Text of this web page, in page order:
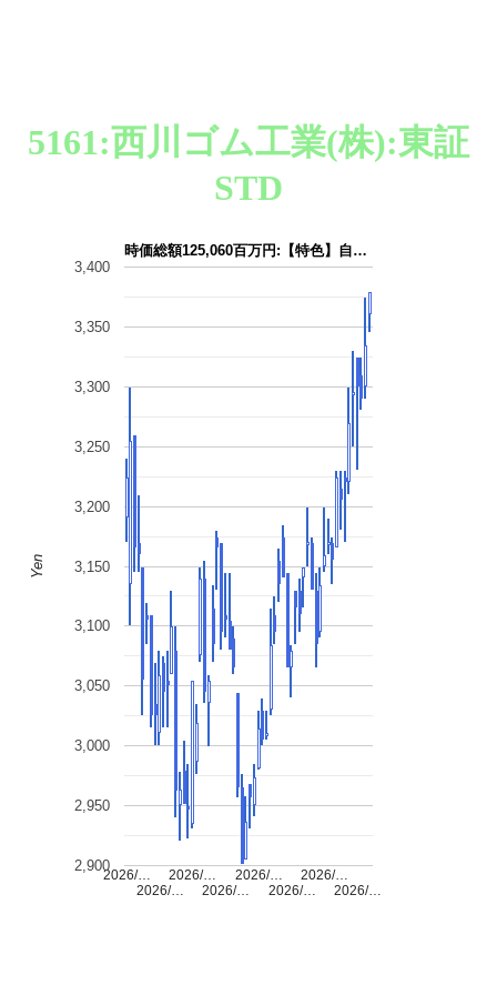
5161:西川ゴム工業(株):東証
STD
時価総額125,060百万円:【特色】自…
2026/…
2026/…
2026/…
2026/…
2026/…
2026/…
2026/…
2026/…
2,900
2,950
3,000
3,050
3,100
3,150
3,200
3,250
3,300
3,350
3,400
Yen